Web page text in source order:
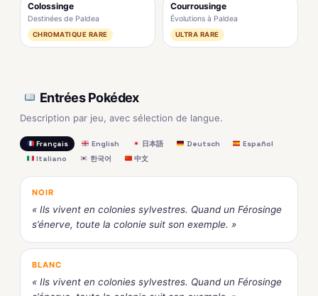
Colossinge
Destinées de Paldea
CHROMATIQUE RARE
Courrousinge
Évolutions à Paldea
ULTRA RARE
Entrées Pokédex
Description par jeu, avec sélection de langue.
Français English 日本語 Deutsch
Español
Italiano
한국어 中文
NOIR
« Ils vivent en colonies sylvestres. Quand un Férosinge
s’énerve, toute la colonie suit son exemple. »
BLANC
« Ils vivent en colonies sylvestres. Quand un Férosinge